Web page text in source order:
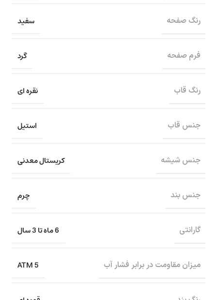
رنگ صفحه سفید
فرم صفحه گرد
رنگ قاب نقره ای
جنس قاب استیل
جنس شیشه کریستال معدنی
جنس بند چرم
گارانتی 6 ماه تا 3 سال
میزان مقاومت در برابر فشار آب 5 ATM